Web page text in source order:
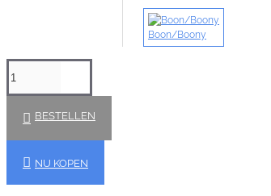
Boon/Boony
BESTELLEN
NU KOPEN